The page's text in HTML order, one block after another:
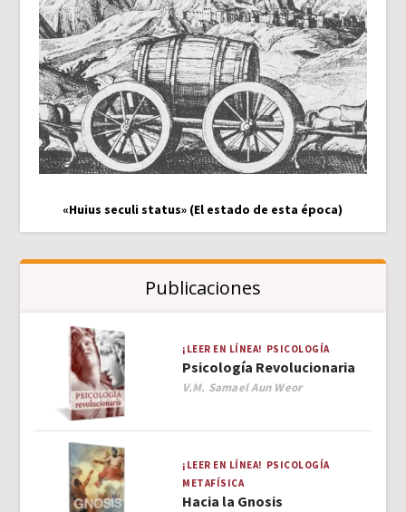
«Huius seculi status» (El estado de esta época)
Publicaciones
¡LEER EN LÍNEA! PSICOLOGÍA
Psicología Revolucionaria
Author
V.M. Samael Aun Weor
¡LEER EN LÍNEA! PSICOLOGÍA
METAFÍSICA
Hacia la Gnosis